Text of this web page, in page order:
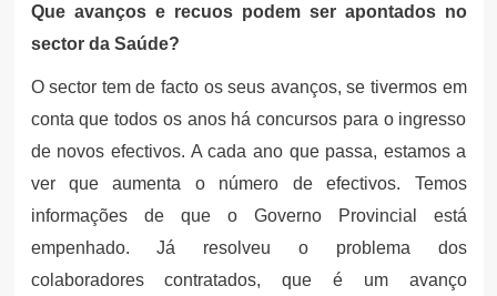
Que avanços e recuos podem ser apontados no
sector da Saúde?
O sector tem de facto os seus avanços, se tivermos em
conta que todos os anos há concursos para o ingresso
de novos efectivos. A cada ano que passa, estamos a
ver que aumenta o número de efectivos. Temos
informações de que o Governo Provincial está
empenhado. Já resolveu o problema dos
colaboradores contratados, que é um avanço